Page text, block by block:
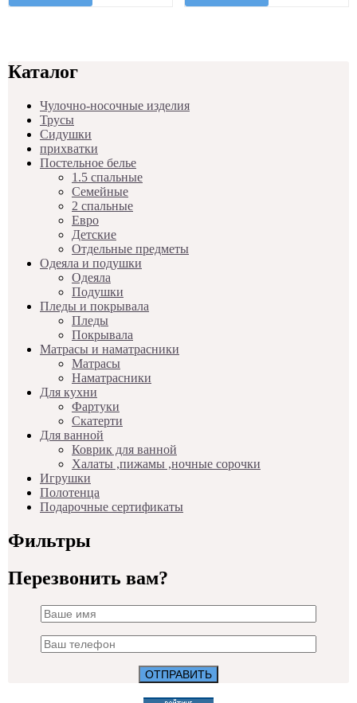
Каталог
Чулочно-носочные изделия
Трусы
Сидушки
прихватки
Постельное белье
1.5 спальные
Семейные
2 спальные
Евро
Детские
Отдельные предметы
Одеяла и подушки
Одеяла
Подушки
Пледы и покрывала
Пледы
Покрывала
Матрасы и наматрасники
Матрасы
Наматрасники
Для кухни
Фартуки
Скатерти
Для ванной
Коврик для ванной
Халаты ,пижамы ,ночные сорочки
Игрушки
Полотенца
Подарочные сертификаты
Фильтры
Перезвонить вам?